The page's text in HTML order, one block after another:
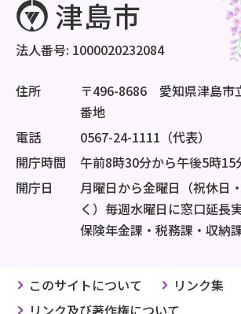
法人番号: 1000020232084
住所
〒496-8686 愛知県津島市
番地
電話
0567-24-1111（代表）
開庁時間
午前8時30分から午後5時15
開庁日
月曜日から金曜日（祝休日
く）毎週水曜日に窓口延長
保険年金課・税務課・収納課
このサイトについて
リンク集